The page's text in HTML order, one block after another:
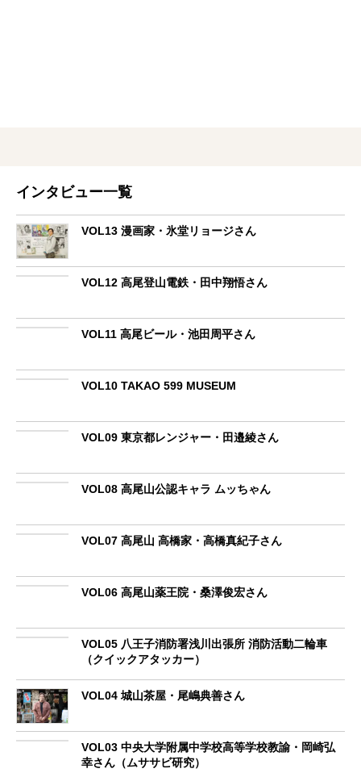
インタビュー一覧
VOL13 漫画家・氷堂リョージさん
VOL12 高尾登山電鉄・田中翔悟さん
VOL11 高尾ビール・池田周平さん
VOL10 TAKAO 599 MUSEUM
VOL09 東京都レンジャー・田邉綾さん
VOL08 高尾山公認キャラ ムッちゃん
VOL07 高尾山 高橋家・高橋真紀子さん
VOL06 高尾山薬王院・桑澤俊宏さん
VOL05 八王子消防署浅川出張所 消防活動二輪車
（クイックアタッカー）
VOL04 城山茶屋・尾嶋典善さん
VOL03 中央大学附属中学校高等学校教諭・岡崎弘
幸さん（ムササビ研究）